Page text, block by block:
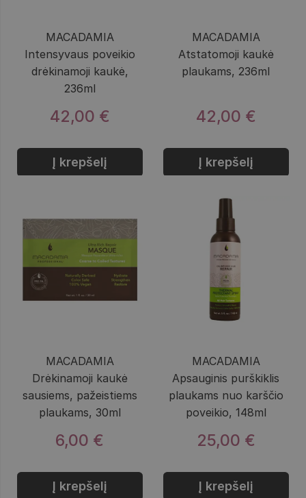
MACADAMIA
Intensyvaus poveikio
drėkinamoji kaukė,
236ml
42,00 €
Į krepšelį
MACADAMIA
Atstatomoji kaukė
plaukams, 236ml
42,00 €
Į krepšelį
MACADAMIA
Drėkinamoji kaukė
sausiems, pažeistiems
plaukams, 30ml
6,00 €
Į krepšelį
MACADAMIA
Apsauginis purškiklis
plaukams nuo karščio
poveikio, 148ml
25,00 €
Į krepšelį